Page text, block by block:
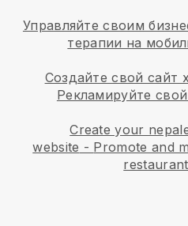
Управляйте своим
терапии на
Создайте свой сайт
Рекламируйте
Create your
website - Promote and